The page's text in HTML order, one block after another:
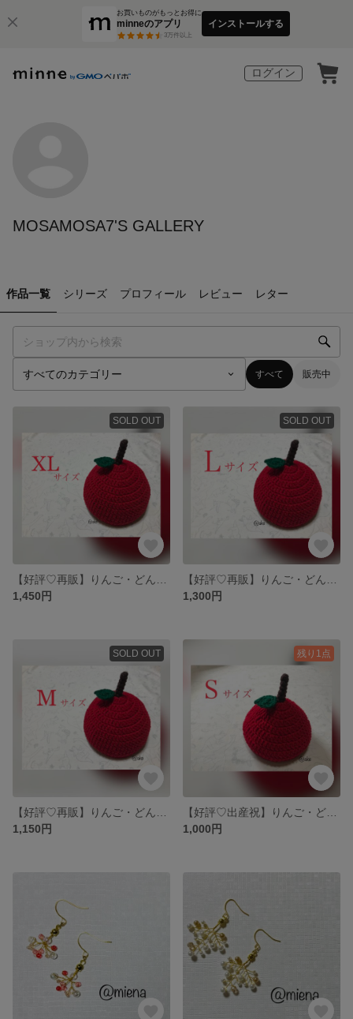
お買いものがもっとお得に
minneのアプリ
3万件以上
インストールする
ログイン
MOSAMOSA7'S GALLERY
作品一覧 シリーズ プロフィール レビュー レター
すべて 販売中
SOLD OUT
1,450円
SOLD OUT
1,300円
SOLD OUT
1,150円
残り1点
1,000円